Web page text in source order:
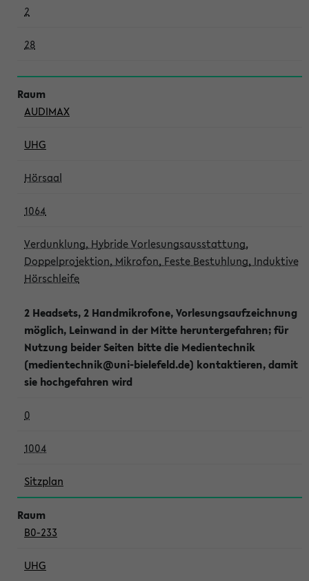
2
28
AUDIMAX
UHG
Hörsaal
1064
Verdunklung, Hybride Vorlesungsausstattung,
Doppelprojektion, Mikrofon, Feste Bestuhlung, Induktive
Hörschleife
2 Headsets, 2 Handmikrofone, Vorlesungsaufzeichnung
möglich, Leinwand in der Mitte heruntergefahren; für
Nutzung beider Seiten bitte die Medientechnik
(medientechnik@uni-bielefeld.de) kontaktieren, damit
sie hochgefahren wird
0
1004
Sitzplan
B0-233
UHG